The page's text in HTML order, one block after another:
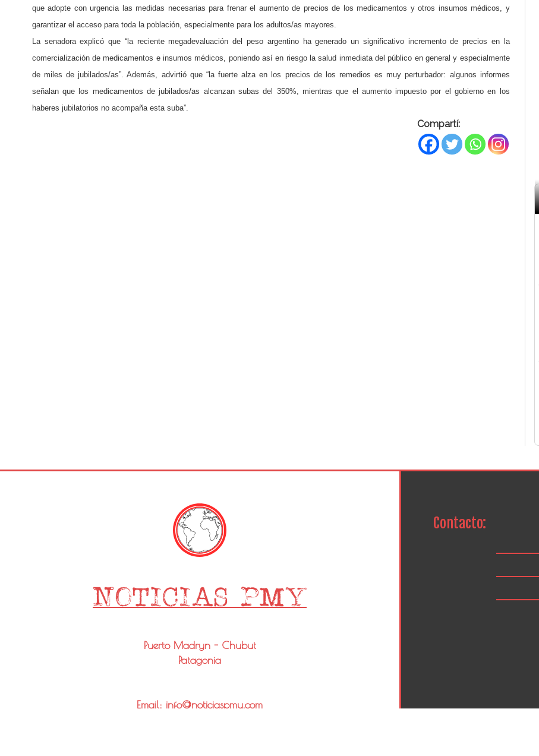
que adopte con urgencia las medidas necesarias para frenar el aumento de precios de los medicamentos y otros insumos médicos, y
garantizar el acceso para toda la población, especialmente para los adultos/as mayores.
La senadora explicó que “la reciente megadevaluación del peso argentino ha generado un significativo incremento de precios en la
comercialización de medicamentos e insumos médicos, poniendo así en riesgo la salud inmediata del público en general y especialmente
de miles de jubilados/as”. Además, advirtió que “la fuerte alza en los precios de los remedios es muy perturbador: algunos informes
señalan que los medicamentos de jubilados/as alcanzan subas del 350%, mientras que el aumento impuesto por el gobierno en los
haberes jubilatorios no acompaña esta suba”.
Compartí:
Puerto Madryn - Chubut
Patagonia
Email: info@noticiaspmy.com
Contacto: